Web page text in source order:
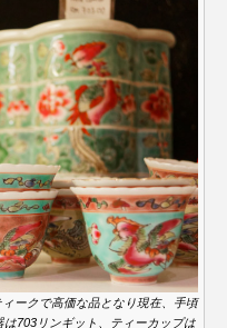
ークで高価な品となり現在、手頃
703リンギット、ティーカップは